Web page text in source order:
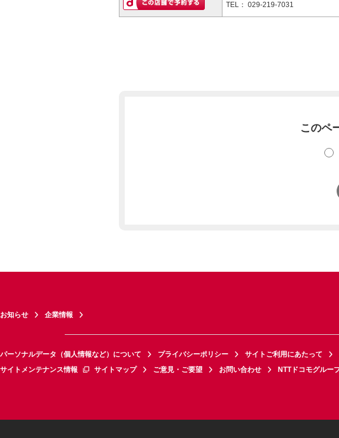
TEL： 029-219-7031
このペ
お知らせ 企業情報
パーソナルデータ（個人情報など）について プライバシーポリシー サイトご利用にあたって
サイトメンテナンス情報
サイトマップ ご意見・ご要望 お問い合わせ NTTドコモグルー